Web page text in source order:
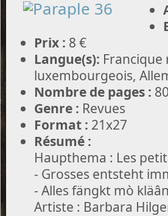
Prix : 8 €
Langue(s): Francique
luxembourgeois,
Nombre de pages : 80
Genre : Revues
Format : 21x27
Résumé :
Haupthema : Les
- Grosses entsteht
- Alles fängkt mò
Artiste : Barbara